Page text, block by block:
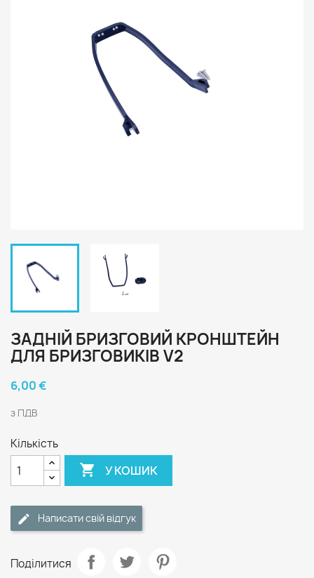
ЗАДНІЙ БРИЗГОВИЙ КРОНШТЕЙН
ДЛЯ БРИЗГОВИКІВ V2
6,00 €
з ПДВ
Кількість
 У КОШИК
Написати свій відгук
Поділитися